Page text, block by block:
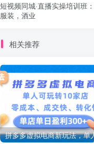
短视频同城·直播实操培训班
服装，酒业
相关推荐